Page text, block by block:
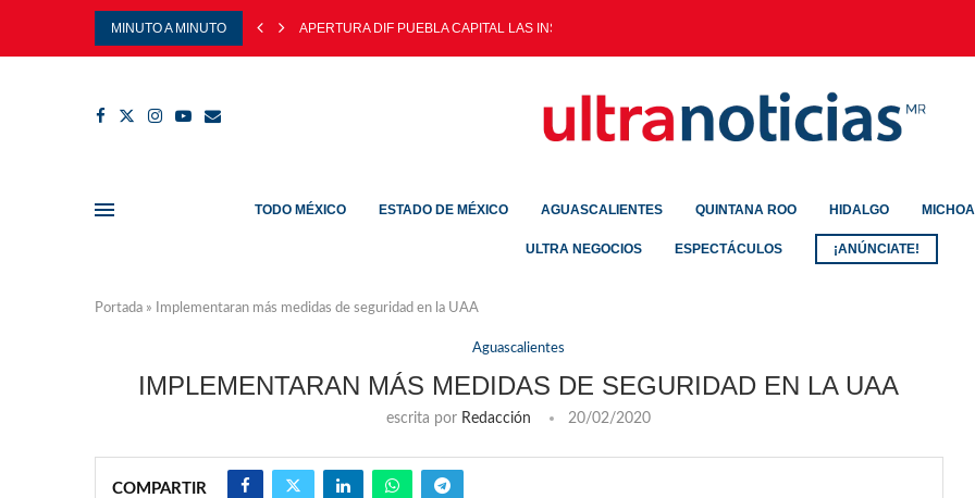
MINUTO A MINUTO APERTURA DIF PUEBLA CAPITAL LAS INSCRIPCIONES PARA LA...
TODO MÉXICO ESTADO DE MÉXICO AGUASCALIENTES QUINTANA ROO HIDALGO
ULTRA NEGOCIOS ESPECTÁCULOS ¡ANÚNCIATE!
Portada » Implementaran más medidas de seguridad en la UAA
Aguascalientes
IMPLEMENTARAN MÁS MEDIDAS DE SEGURIDAD EN LA UAA
escrita por Redacción 20/02/2020
COMPARTIR